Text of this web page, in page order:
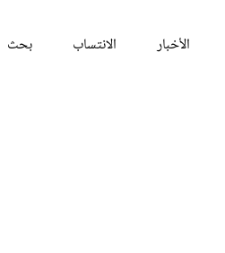
الأخبار الانتساب بحث